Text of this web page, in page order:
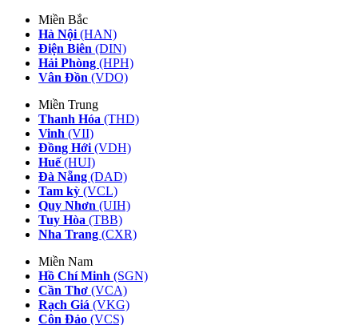
Miền Bắc
Hà Nội (HAN)
Điện Biên (DIN)
Hải Phòng (HPH)
Vân Đồn (VDO)
Miền Trung
Thanh Hóa (THD)
Vinh (VII)
Đồng Hới (VDH)
Huế(HUI)
Đà Nẵng (DAD)
Tam kỳ (VCL)
Quy Nhơn (UIH)
Tuy Hòa (TBB)
Nha Trang (CXR)
Miền Nam
Hồ Chí Minh (SGN)
Cần Thơ (VCA)
Rạch Giá (VKG)
Côn Đảo (VCS)